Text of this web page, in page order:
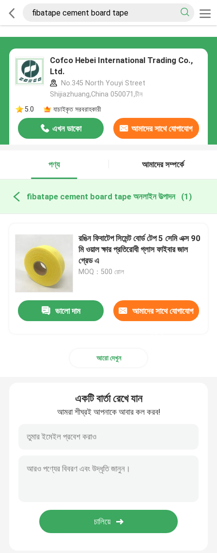
Cofco Hebei International Trading Co.,
Ltd.
No.345 North Youyi Street
Shijiazhuang,China 050071,চীন
5.0
যাচাইকৃত সরবরাহকারী
এখন ডাকো আমাদের সাথে যোগাযোগ
পণ্য
আমাদের সম্পর্কে
fibatape cement board tape অনলাইন উত্পাদন (1)
রঙিন ফিবাটেপ সিমেন্ট বোর্ড টেপ 5 সেমি এক্স 90
মি ওয়াল ক্ষার প্রতিরোধী গ্লাস ফাইবার জাল
গ্রেড এ
MOQ：500 রোল
ভালো দাম আমাদের সাথে যোগাযোগ
আরো দেখুন
একটি বার্তা রেখে যান
আমরা শীঘ্রই আপনাকে আবার কল করব!